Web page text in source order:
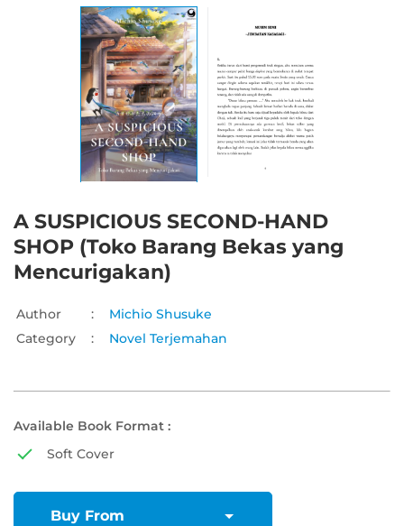
A SUSPICIOUS SECOND-HAND
SHOP (Toko Barang Bekas yang
Mencurigakan)
Author :
Michio Shusuke
Category
: Novel Terjemahan
Available Book Format :
Soft Cover
Buy From